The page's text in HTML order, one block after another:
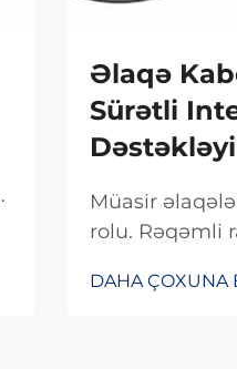
Əlaqə
Sürətli
Müasir
rolu. Rəqəmli
məlumatı
DAHA ÇOXUNA